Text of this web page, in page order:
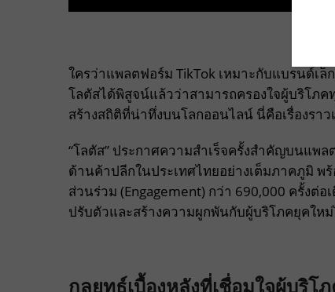
ใครว่าแพลตฟอร์ม TikTok เหมาะกับแบรนด์เ
โลตัสได้พิสูจน์แล้วว่าสามารถครองใจผู้บริโภ
สร้างสถิติที่น่าทึ่งบนโลกออนไลน์ นี่คือเรื่องรา
“โลตัส” ประกาศความสำเร็จครั้งสำคัญบนแพ
ด้านค้าปลีกในประเทศไทยอย่างเต็มภาคภูมิ พ
ส่วนร่วม (Engagement) กว่า 690,000 ครั้ง
ปรับตัวและสร้างความผูกพันกับผู้บริโภคยุคให
กลยุทธ์เบื้องหลังที่เชื่อมใจผู้บริโ